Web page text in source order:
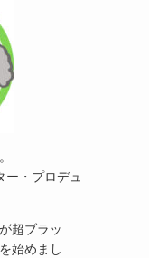
ー・プロデュ
超ブラッ
始めまし